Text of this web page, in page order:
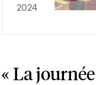
2024
« La